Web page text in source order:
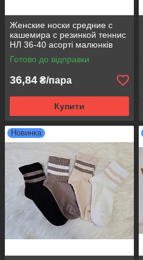
Женские носки средние с
кашемира с резинкой теннис
НЛ 36-40 асорті малюнків
Готово до відправки
36,84 ₴/пара
Купити
Новинка